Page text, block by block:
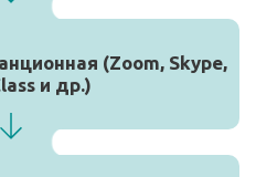
(Zoom, Skype,
и др.)